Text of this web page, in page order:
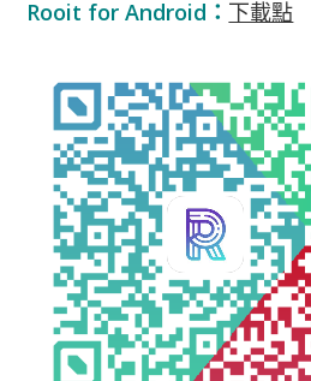
Rooit for Android： 下載點